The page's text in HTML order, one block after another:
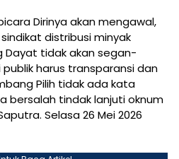
Dirinya akan mengawal,
distribusi minyak
Dayat tidak akan segan-
harus transparansi dan
Pilih tidak ada kata
bersalah tindak lanjuti oknum
Selasa 26 Mei 2026